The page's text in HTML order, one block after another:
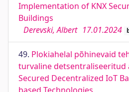
Implementation of KNX
Buildings
Derevski, Albert 17.01.2024
49. Plokiahelal põhinevaid
turvaline detsentraliseeritud
Secured Decentralized IoT